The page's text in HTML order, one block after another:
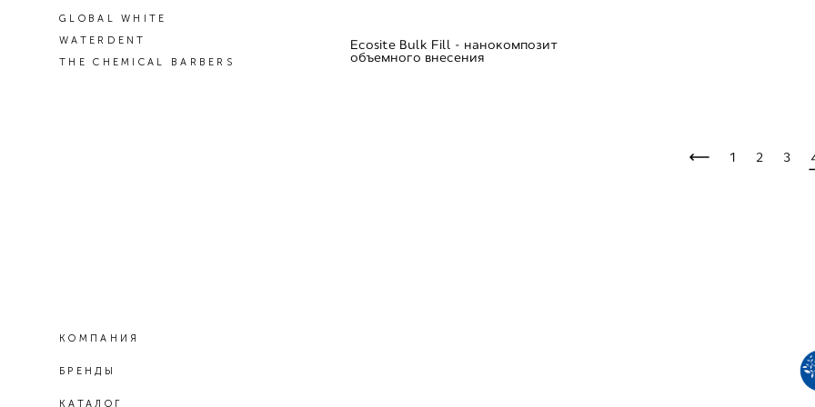
GLOBAL WHITE
WATERDENT
THE CHEMICAL BARBERS
Ecosite Bulk Fill - нанокомпозит
объемного внесения
1 2 3
КОМПАНИЯ
БРЕНДЫ
КАТАЛОГ